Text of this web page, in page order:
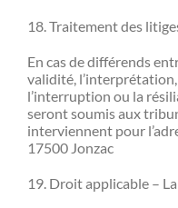
18. Traitement des
En cas de différends
validité, l’interprétation,
l’interruption ou la
seront soumis aux
interviennent pour
17500 Jonzac
19. Droit applicable –